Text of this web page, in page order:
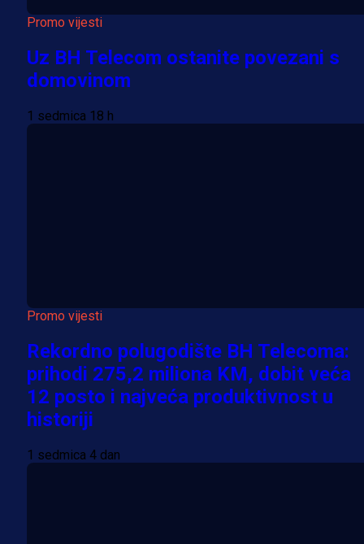
Promo vijesti
Uz BH Telecom ostanite povezani s
domovinom
1 sedmica 18 h
Promo vijesti
Rekordno polugodište BH Telecoma:
prihodi 275,2 miliona KM, dobit veća
12 posto i najveća produktivnost u
historiji
1 sedmica 4 dan